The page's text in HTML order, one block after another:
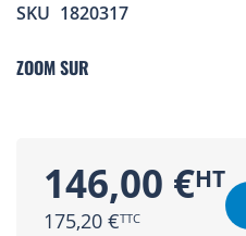
images
SKU 1820317
ZOOM SUR
146,00 €
175,20 €